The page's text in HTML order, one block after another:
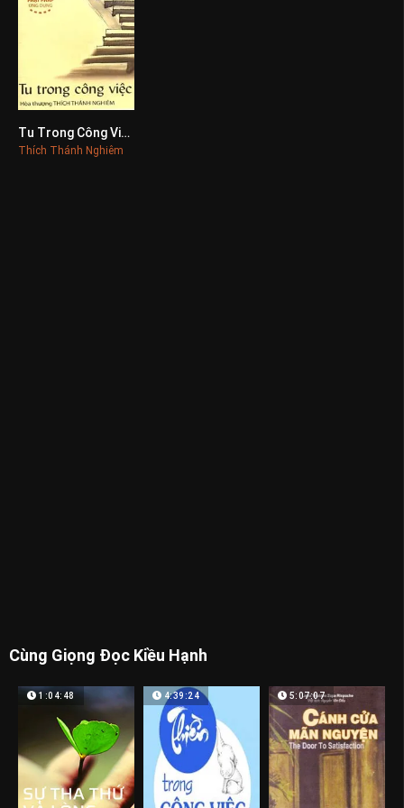
0Tu Trong Công Việc
Thích Thánh Nghiêm
Cùng Giọng Đọc Kiều Hạnh
1:04:48 4:39:24 5:07:07